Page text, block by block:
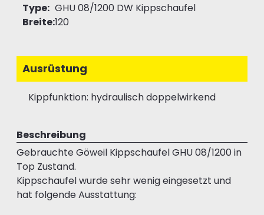
Type: GHU 08/1200 DW Kippschaufel
Breite:120
Ausrüstung
Kippfunktion: hydraulisch doppelwirkend
Beschreibung
Gebrauchte Göweil Kippschaufel GHU 08/1200 in
Top Zustand.
Kippschaufel wurde sehr wenig eingesetzt und
hat folgende Ausstattung: